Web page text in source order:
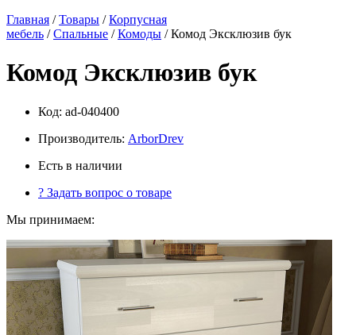
Главная /Товары /Корпусная
мебель /Спальные /Комоды / Комод Эксклюзив бук
Комод Эксклюзив бук
Код: ad-040400
Производитель: ArborDrev
Есть в наличии
? Задать вопрос о товаре
Мы принимаем: